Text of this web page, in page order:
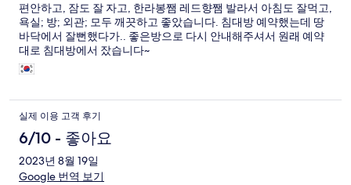
편안하고, 잠도 잘 자고, 한라봉쨈 레드향쨈 발라서 아침도 잘먹고,
욕실; 방; 외관; 모두 깨끗하고 좋았습니다. 침대방 예약했는데 땅
바닥에서 잘뻔했다가.. 좋은방으로 다시 안내해주셔서 원래 예약
대로 침대방에서 잤습니다~
실제 이용 고객 후기
6/10 - 좋아요
2023년 8월 19일
Google 번역 보기